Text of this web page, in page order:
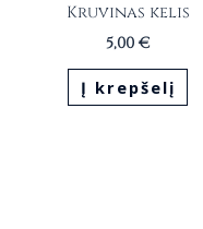
Kruvinas kelis
5,00 €
Į krepšelį